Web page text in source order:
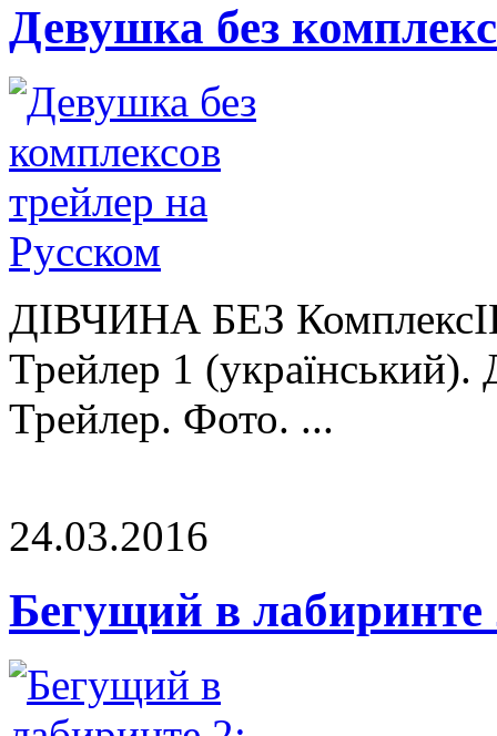
Девушка без
ДІВЧИНА БЕЗ
Трейлер 1
Трейлер. Фото. ...
24.03.2016
Бегущий в